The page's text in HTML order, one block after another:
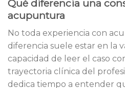
Qué diferencia una
acupuntura
No toda experiencia con
diferencia suele estar en la
capacidad de leer el caso
trayectoria clínica del
dedica tiempo a entender